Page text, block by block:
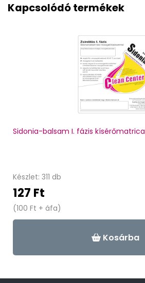
Kapcsolódó termékek
Sidonia-balsam I. fázis kísérőmatrica
Készlet: 311 db
127 Ft
(100 Ft + áfa)
Kosárba